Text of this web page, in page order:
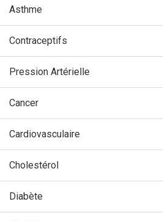
Asthme
Contraceptifs
Pression Artérielle
Cancer
Cardiovasculaire
Cholestérol
Diabète